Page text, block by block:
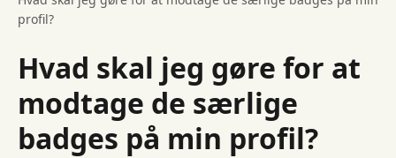
profil?
Hvad skal jeg gøre for at
modtage de særlige
badges på min profil?